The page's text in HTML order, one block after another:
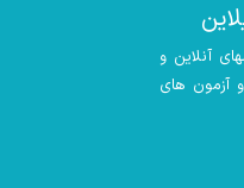
آنلاین و
آزمون های